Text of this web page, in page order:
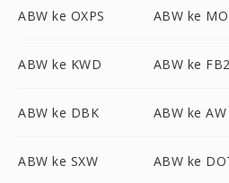
ABW ke OXPS ABW ke
ABW ke KWD ABW ke FB2
ABW ke DBK ABW ke AW
ABW ke SXW ABW ke